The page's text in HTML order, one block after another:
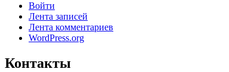
Войти
Лента записей
Лента комментариев
WordPress.org
Контакты